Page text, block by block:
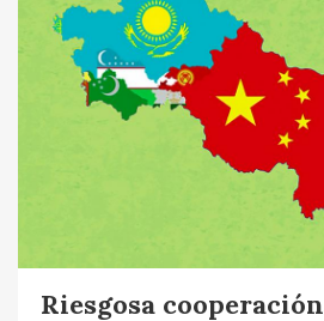
Riesgosa cooperación